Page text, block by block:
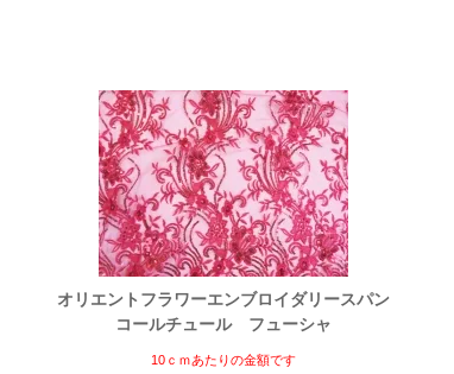
オリエントフラワーエンブロイダリースパン
コールチュール フューシャ
10ｃｍあたりの金額です